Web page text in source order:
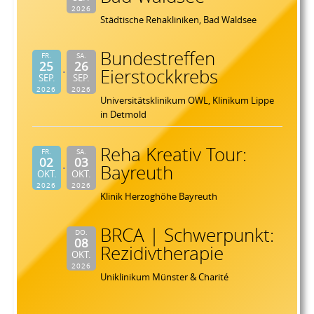
2026
Städtische Rehakliniken, Bad Waldsee
FR.
25
SEP.
2026
SA.
26
SEP.
2026
Bundestreffen
Eierstockkrebs
Universitätsklinikum OWL, Klinikum Lippe
in Detmold
FR.
02
OKT.
2026
SA.
03
OKT.
2026
Reha Kreativ Tour:
Bayreuth
Klinik Herzoghöhe Bayreuth
DO.
08
OKT.
2026
BRCA | Schwerpunkt:
Rezidivtherapie
Uniklinikum Münster & Charité